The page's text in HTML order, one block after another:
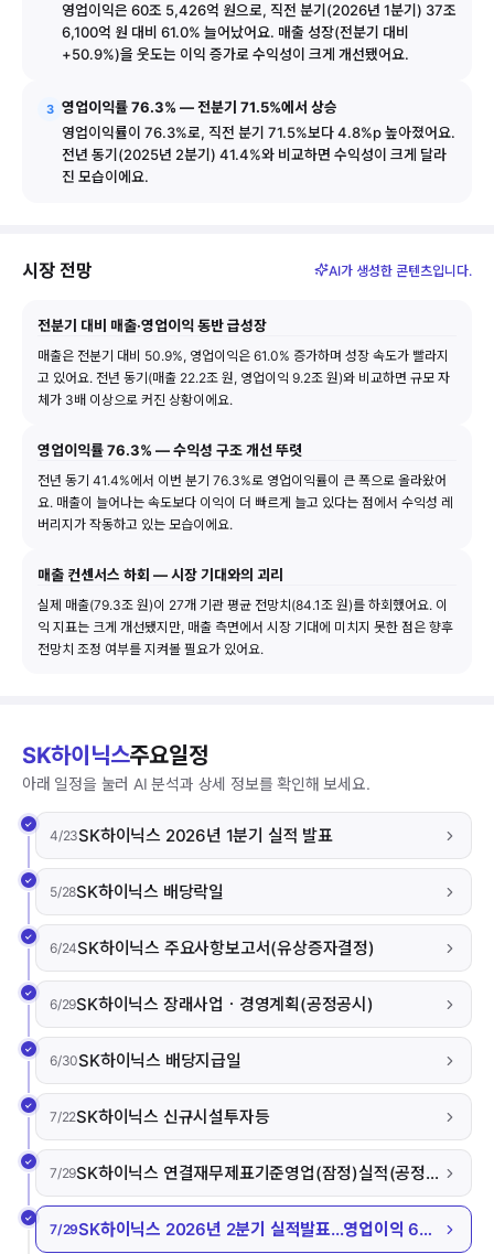
영업이익은 60조 5,426억 원으로, 직전 분기(2026년 1분기) 37조
6,100억 원 대비 61.0% 늘어났어요. 매출 성장(전분기 대비
+50.9%)을 웃도는 이익 증가로 수익성이 크게 개선됐어요.
3 영업이익률 76.3% — 전분기 71.5%에서 상승
영업이익률이 76.3%로, 직전 분기 71.5%보다 4.8%p 높아졌어요.
전년 동기(2025년 2분기) 41.4%와 비교하면 수익성이 크게 달라
진 모습이에요.
시장 전망 AI가 생성한 콘텐츠입니다.
전분기 대비 매출·영업이익 동반 급성장
매출은 전분기 대비 50.9%, 영업이익은 61.0% 증가하며 성장 속도가 빨라지
고 있어요. 전년 동기(매출 22.2조 원, 영업이익 9.2조 원)와 비교하면 규모 자
체가 3배 이상으로 커진 상황이에요.
영업이익률 76.3% — 수익성 구조 개선 뚜렷
전년 동기 41.4%에서 이번 분기 76.3%로 영업이익률이 큰 폭으로 올라왔어
요. 매출이 늘어나는 속도보다 이익이 더 빠르게 늘고 있다는 점에서 수익성 레
버리지가 작동하고 있는 모습이에요.
매출 컨센서스 하회 — 시장 기대와의 괴리
실제 매출(79.3조 원)이 27개 기관 평균 전망치(84.1조 원)를 하회했어요. 이
익 지표는 크게 개선됐지만, 매출 측면에서 시장 기대에 미치지 못한 점은 향후
전망치 조정 여부를 지켜볼 필요가 있어요.
SK하이닉스주요일정
아래 일정을 눌러 AI 분석과 상세 정보를 확인해 보세요.
4/23SK하이닉스 2026년 1분기 실적 발표
5/28SK하이닉스 배당락일
6/24SK하이닉스 주요사항보고서(유상증자결정)
6/29SK하이닉스 장래사업ㆍ경영계획(공정공시)
6/30SK하이닉스 배당지급일
7/22SK하이닉스 신규시설투자등
7/29 SK하이닉스 연결재무제표기준영업(잠정)실적(공정공시)
7/29 SK하이닉스 2026년 2분기 실적발표...영업이익 60조 사상 최대, 컨센서스는 하회